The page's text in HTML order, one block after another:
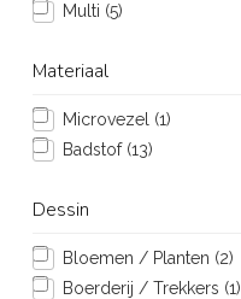
Multi (5)
Materiaal
Microvezel (1)
Badstof (13)
Dessin
Bloemen / Planten (2)
Boerderij / Trekkers (1)